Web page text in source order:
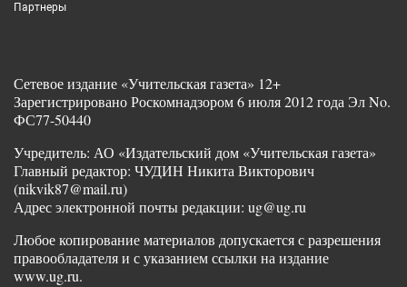
Партнеры
Сетевое издание «Учительская газета» 12+
Зарегистрировано Роскомнадзором 6 июля 2012 года Эл No.
ФС77-50440
Учредитель: АО «Издательский дом «Учительская газета»
Главный редактор: ЧУДИН Никита Викторович
(nikvik87@mail.ru)
Адрес электронной почты редакции: ug@ug.ru
Любое копирование материалов допускается с разрешения
правообладателя и с указанием ссылки на издание
www.ug.ru.